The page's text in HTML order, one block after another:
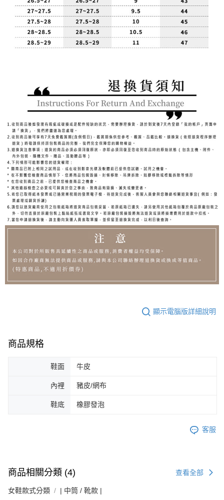
顯示電腦版詳細說明
商品規格
鞋面 牛皮
內裡 豬皮/網布
鞋底 橡膠發泡
客服
商品相關分類 (4) 查看全部
女鞋款式分類 | 中筒 / 靴款 |